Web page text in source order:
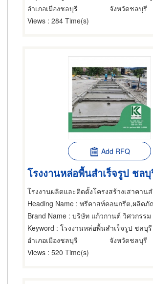
อำเภอเมืองชลบุรี
จังหวัดชลบุรี
Views : 284 Time(s)
Add RFQ
โรงงานหล่อพื้นสำเร็จรูป ชล
Heading Name : พรีคาสท์คอนกรีต,ผลิตภัณฑ์คอนกรีต,พื้นสำเร็จรูป (คอนกรี
Brand Name : บริษัท แก้วกานต์ วิศวกรรม
Keyword : โรงงานหล่อพื้นสำเร็จรูป ชลบุรี
อำเภอเมืองชลบุรี
จังหวัดชลบุรี
Views : 520 Time(s)